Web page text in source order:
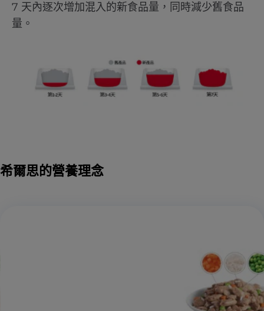
7 天內逐次增加混入的新食品量，同時減少舊食品
量。
希爾思的營養理念